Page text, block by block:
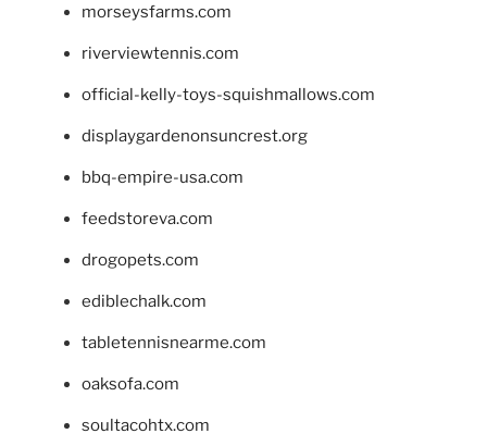
morseysfarms.com
riverviewtennis.com
official-kelly-toys-squishmallows.com
displaygardenonsuncrest.org
bbq-empire-usa.com
feedstoreva.com
drogopets.com
ediblechalk.com
tabletennisnearme.com
oaksofa.com
soultacohtx.com